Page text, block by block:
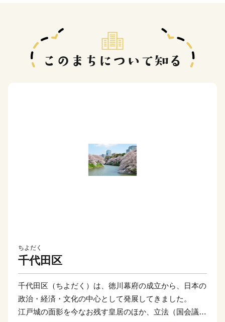
ちよだく
千代田区
千代田区（ちよだく）は、徳川幕府の成立から、日本の
政治・経済・文化の中心として発展してきました。
江戸城の面影を今なお残す皇居のほか、立法（国会議事